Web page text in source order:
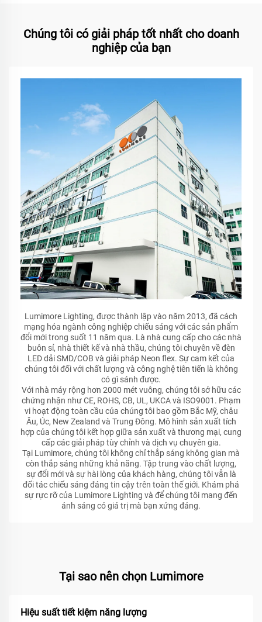
Chúng tôi có giải pháp tốt nhất cho doanh
nghiệp của bạn
Lumimore Lighting, được thành lập vào năm 2013, đã cách
mạng hóa ngành công nghiệp chiếu sáng với các sản phẩm
đổi mới trong suốt 11 năm qua. Là nhà cung cấp cho các nhà
buôn sỉ, nhà thiết kế và nhà thầu, chúng tôi chuyên về đèn
LED dải SMD/COB và giải pháp Neon flex. Sự cam kết của
chúng tôi đối với chất lượng và công nghệ tiên tiến là không
có gì sánh được.
Với nhà máy rộng hơn 2000 mét vuông, chúng tôi sở hữu các
chứng nhận như CE, ROHS, CB, UL, UKCA và ISO9001. Phạm
vi hoạt động toàn cầu của chúng tôi bao gồm Bắc Mỹ, châu
Âu, Úc, New Zealand và Trung Đông. Mô hình sản xuất tích
hợp của chúng tôi kết hợp giữa sản xuất và thương mại, cung
cấp các giải pháp tùy chỉnh và dịch vụ chuyên gia.
Tại Lumimore, chúng tôi không chỉ thắp sáng không gian mà
còn thắp sáng những khả năng. Tập trung vào chất lượng,
sự đổi mới và sự hài lòng của khách hàng, chúng tôi vẫn là
đối tác chiếu sáng đáng tin cậy trên toàn thế giới. Khám phá
sự rực rỡ của Lumimore Lighting và để chúng tôi mang đến
ánh sáng có giá trị mà bạn xứng đáng.
Tại sao nên chọn Lumimore
Hiệu suất tiết kiệm năng lượng